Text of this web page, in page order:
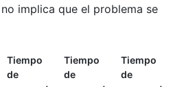
implica que el problema se
Tiempo
de
Tiempo
de
Tiempo
de